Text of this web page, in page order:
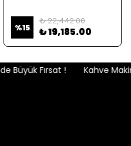
%15
₺ 22,442.00
₺ 19,185.00
Büyük Fırsat ! Kahve